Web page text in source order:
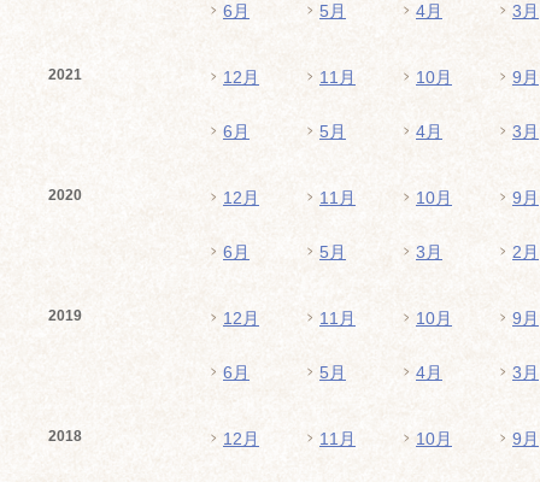
6月 5月 4月 3月
2021 12月 11月 10月 9月
6月 5月 4月 3月
2020 12月 11月 10月 9月
6月 5月 3月 2月
2019 12月 11月 10月 9月
6月 5月 4月 3月
2018 12月 11月 10月 9月